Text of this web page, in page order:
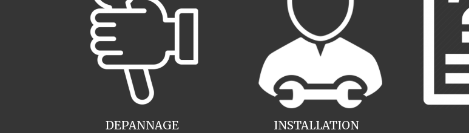
INSTALLATION
DEPANNAGE